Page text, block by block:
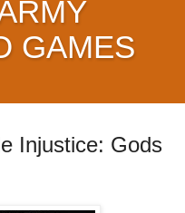
GAMES
Injustice: Gods